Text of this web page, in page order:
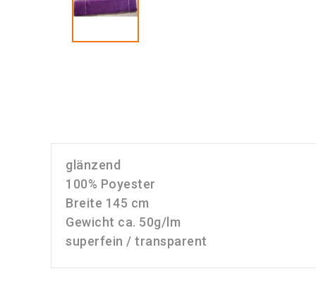
glänzend
100% Poyester
Breite 145 cm
Gewicht ca. 50g/lm
superfein / transparent